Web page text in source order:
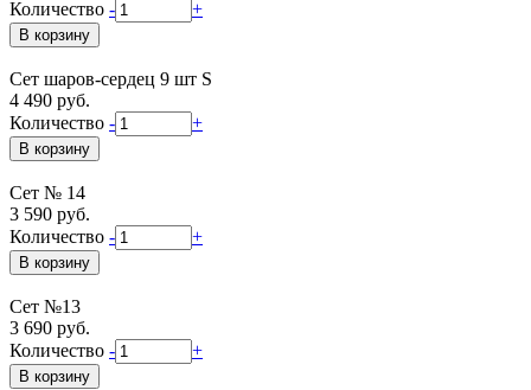
Количество - +
Сет шаров-сердец 9 шт S
4 490 руб.
Количество - +
Сет № 14
3 590 руб.
Количество - +
Сет №13
3 690 руб.
Количество - +